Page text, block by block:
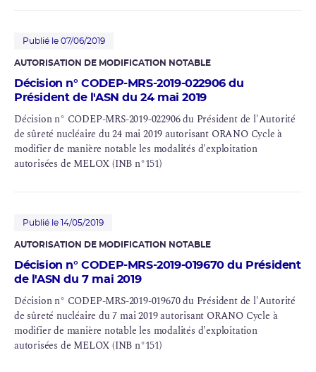
société AREVA NC des prescriptions complémentaires, relatives
au noyau dur et à la gestion des situations d’urgence, applicables à
Publié le 07/06/2019
AUTORISATION DE MODIFICATION NOTABLE
Décision n° CODEP-MRS-2019-022906 du
Président de l'ASN du 24 mai 2019
Décision n° CODEP-MRS-2019-022906 du Président de l'Autorité
de sûreté nucléaire du 24 mai 2019 autorisant ORANO Cycle à
modifier de manière notable les modalités d'exploitation
autorisées de MELOX (INB n°151)
Publié le 14/05/2019
AUTORISATION DE MODIFICATION NOTABLE
Décision n° CODEP-MRS-2019-019670 du Président
de l'ASN du 7 mai 2019
Décision n° CODEP-MRS-2019-019670 du Président de l'Autorité
de sûreté nucléaire du 7 mai 2019 autorisant ORANO Cycle à
modifier de manière notable les modalités d'exploitation
autorisées de MELOX (INB n°151)